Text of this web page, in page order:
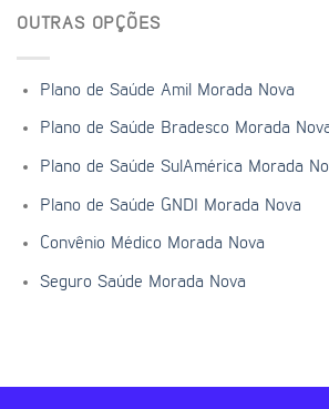
OUTRAS OPÇÕES
Plano de Saúde Amil Morada Nova
Plano de Saúde Bradesco Morada
Plano de Saúde SulAmérica Morada
Plano de Saúde GNDI Morada Nova
Convênio Médico Morada Nova
Seguro Saúde Morada Nova